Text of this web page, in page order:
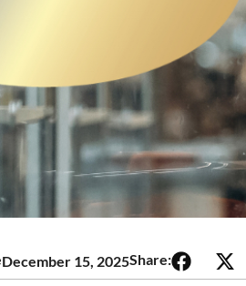
December 15, 2025Share: